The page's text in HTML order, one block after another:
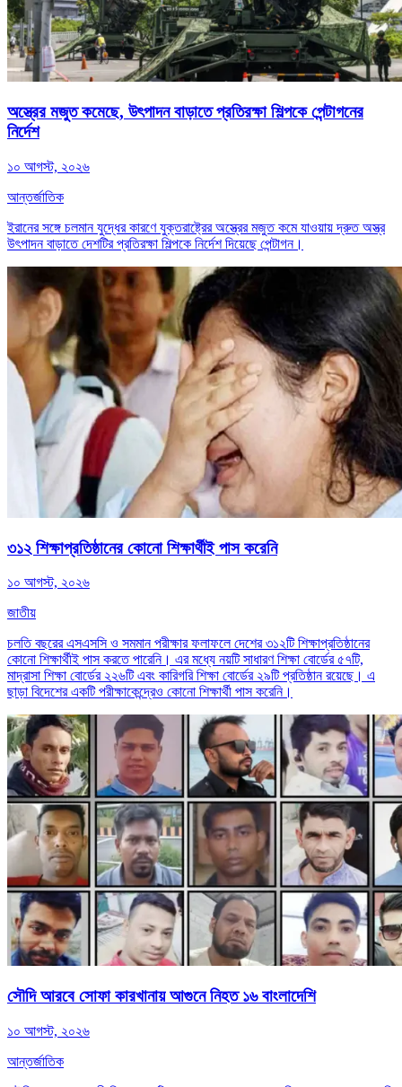
অস্ত্রের মজুত কমেছে, উৎপাদন বাড়াতে প্রতিরক্ষা শিল্পকে পেন্টাগনের
নির্দেশ
১০ আগস্ট, ২০২৬
আন্তর্জাতিক
ইরানের সঙ্গে চলমান যুদ্ধের কারণে যুক্তরাষ্ট্রের অস্ত্রের মজুত কমে যাওয়ায় দ্রুত অস্ত্র
উৎপাদন বাড়াতে দেশটির প্রতিরক্ষা শিল্পকে নির্দেশ দিয়েছে পেন্টাগন।
৩১২ শিক্ষাপ্রতিষ্ঠানের কোনো শিক্ষার্থীই পাস করেনি
১০ আগস্ট, ২০২৬
জাতীয়
চলতি বছরের এসএসসি ও সমমান পরীক্ষার ফলাফলে দেশের ৩১২টি শিক্ষাপ্রতিষ্ঠানের
কোনো শিক্ষার্থীই পাস করতে পারেনি। এর মধ্যে নয়টি সাধারণ শিক্ষা বোর্ডের ৫৭টি,
মাদ্রাসা শিক্ষা বোর্ডের ২২৬টি এবং কারিগরি শিক্ষা বোর্ডের ২৯টি প্রতিষ্ঠান রয়েছে। এ
ছাড়া বিদেশের একটি পরীক্ষাকেন্দ্রেও কোনো শিক্ষার্থী পাস করেনি।
সৌদি আরবে সোফা কারখানায় আগুনে নিহত ১৬ বাংলাদেশি
১০ আগস্ট, ২০২৬
আন্তর্জাতিক